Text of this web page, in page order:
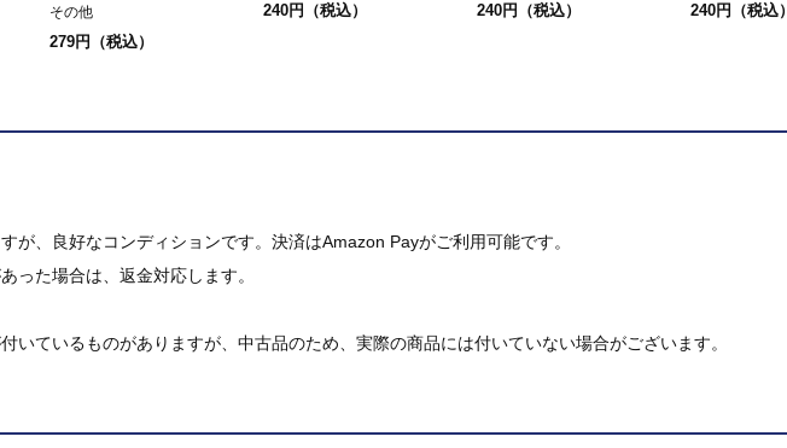
その他
279円（税込）
240円（税込） 240円（税込） 240円（税込）
が、良好なコンディションです。決済はAmazon Payがご利用可能です。
った場合は、返金対応します。
いているものがありますが、中古品のため、実際の商品には付いていない場合がございます。